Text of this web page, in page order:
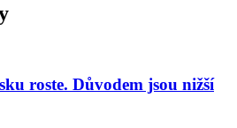
roste. Důvodem jsou nižší